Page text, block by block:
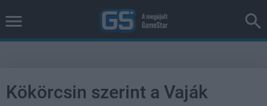
Kökörcsin szerint a Vaják